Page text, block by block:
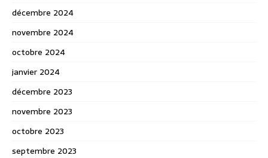
décembre 2024
novembre 2024
octobre 2024
janvier 2024
décembre 2023
novembre 2023
octobre 2023
septembre 2023